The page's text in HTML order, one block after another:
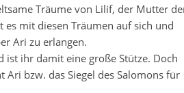
Träume von Lilif, der Mutter
mit diesen Träumen auf sich und
Ari zu erlangen.
ist ihr damit eine große Stütze. Doch
Ari bzw. das Siegel des Salomons für